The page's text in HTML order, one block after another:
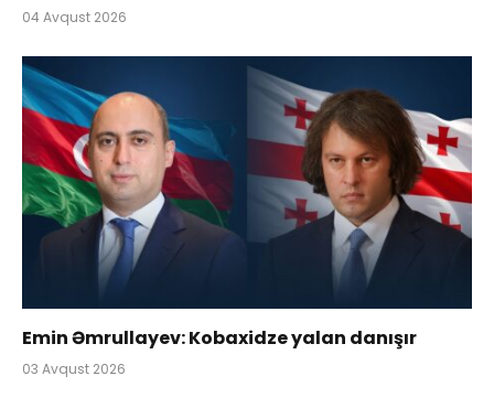
04 Avqust 2026
Emin Əmrullayev: Kobaxidze yalan danışır
03 Avqust 2026